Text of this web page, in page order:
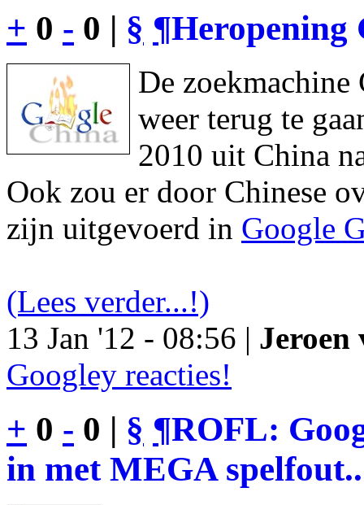
+ 0 - 0 | § ¶Heropening
De
weer terug te
2010 uit China
Ook zou er door Chinese
zijn uitgevoerd in Google
(Lees verder...!)
13 Jan '12 - 08:56 | Jeroen
Googley reacties!
+ 0 - 0 | § ¶ROFL:
in met MEGA